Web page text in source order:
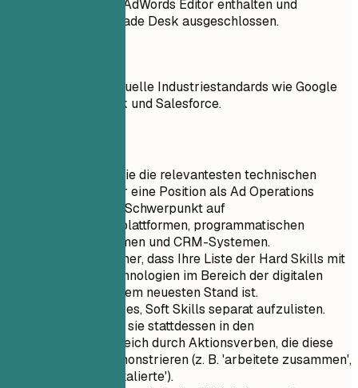
Veraltete Tools wie AdWords Editor enthalten und
moderne wie The Trade Desk ausgeschlossen.
Konzentriert auf aktuelle Industriestandards wie Google
Ads, The Trade Desk und Salesforce.
Identifizieren Sie die relevantesten technischen
Fähigkeiten für eine Position als Ad Operations
Specialist, mit Schwerpunkt auf
Datenanalyseplattformen, programmatischen
Werbeplattformen und CRM-Systemen.
Stellen Sie sicher, dass Ihre Liste der Hard Skills mit
modernen Technologien im Bereich der digitalen
Werbung auf dem neuesten Stand ist.
Vermeiden Sie es, Soft Skills separat aufzulisten.
Integrieren Sie sie stattdessen in den
Erfahrungsbereich durch Aktionsverben, die diese
Qualitäten demonstrieren (z. B. 'arbeitete zusammen',
'optimierte', 'skalierte').